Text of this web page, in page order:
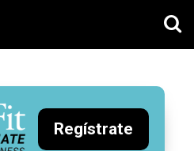
Regístrate